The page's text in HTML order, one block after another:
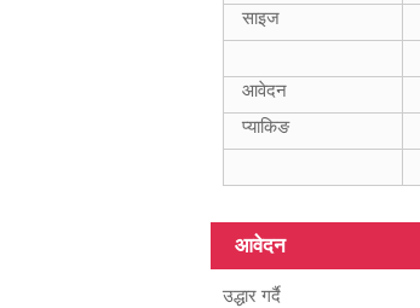
साइज
आवेदन
प्याकिङ
आवेदन
उद्धार गर्दै